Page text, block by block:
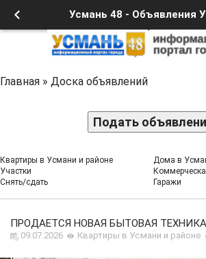
Усмань 48 - Объявления
Главная » Доска объявлений
Подать
Квартиры в Усмани и районе
Дома в
Участки
Снять/сдать
Гаражи
ПРОДАЕТСЯ НОВАЯ БЫТОВАЯ
09.07.2026 Квартиры в Усмани и районе